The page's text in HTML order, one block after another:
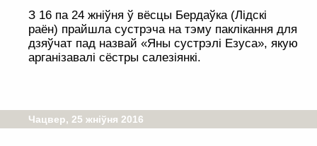
З 16 па 24 жніўня ў вёсцы Бердаўка (Лідскі
раён) прайшла сустрэча на тэму паклікання для
дзяўчат пад назвай «Яны сустрэлі Езуса», якую
арганізавалі сёстры салезіянкі.
Чацвер, 25 жніўня 2016